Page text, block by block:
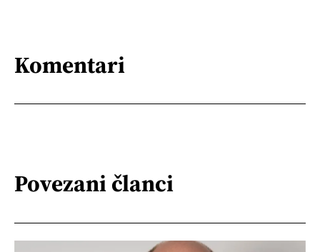
Komentari
Povezani članci